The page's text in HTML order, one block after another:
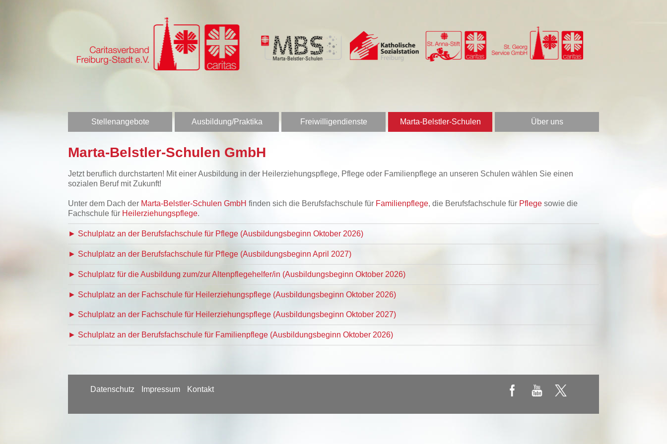
Stellenangebote Ausbildung/Praktika Freiwilligendienste Marta-Belstler-Schulen Über uns
Marta-Belstler-Schulen GmbH
Jetzt beruflich durchstarten! Mit einer Ausbildung in der Heilerziehungspflege, Pflege oder Familienpflege an unseren Schulen wählen Sie einen
sozialen Beruf mit Zukunft!
Unter dem Dach der Marta-Belstler-Schulen GmbH finden sich die Berufsfachschule für Familienpflege, die Berufsfachschule für Pflege sowie die
Fachschule für Heilerziehungspflege.
► Schulplatz an der Berufsfachschule für Pflege (Ausbildungsbeginn Oktober 2026)
► Schulplatz an der Berufsfachschule für Pflege (Ausbildungsbeginn April 2027)
► Schulplatz für die Ausbildung zum/zur Altenpflegehelfer/in (Ausbildungsbeginn Oktober 2026)
► Schulplatz an der Fachschule für Heilerziehungspflege (Ausbildungsbeginn Oktober 2026)
► Schulplatz an der Fachschule für Heilerziehungspflege (Ausbildungsbeginn Oktober 2027)
► Schulplatz an der Berufsfachschule für Familienpflege (Ausbildungsbeginn Oktober 2026)
Datenschutz Impressum Kontakt